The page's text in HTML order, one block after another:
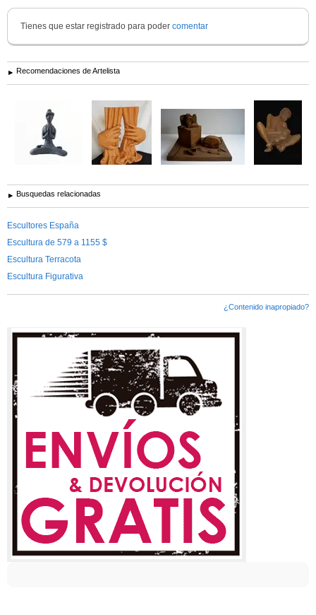
Tienes que estar registrado para poder comentar
Recomendaciones de Artelista
Busquedas relacionadas
Escultores España
Escultura de 579 a 1155 $
Escultura Terracota
Escultura Figurativa
¿Contenido inapropiado?